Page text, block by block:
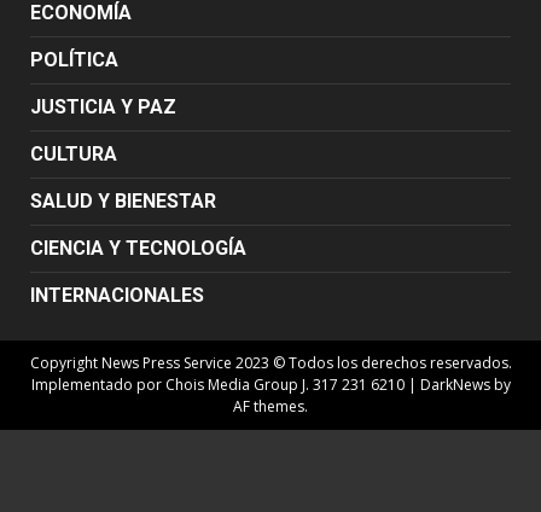
ECONOMÍA
POLÍTICA
JUSTICIA Y PAZ
CULTURA
SALUD Y BIENESTAR
CIENCIA Y TECNOLOGÍA
INTERNACIONALES
Copyright News Press Service 2023 © Todos los derechos reservados.
Implementado por Chois Media Group J. 317 231 6210 | DarkNewsby
AF themes.